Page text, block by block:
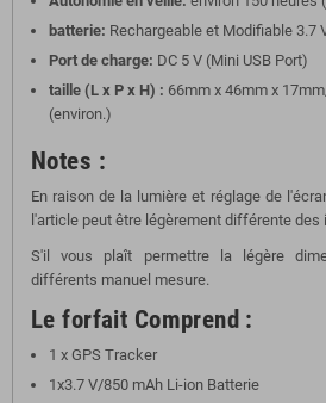
batterie: Rechargeable et Modifiable 3.7
Port de charge: DC 5 V (Mini USB Port)
taille (L x P x H) : 66mm x 46mm x
(environ.)
Notes :
En raison de la lumière et réglage de
l'article peut être légèrement différente des
S'il vous plaît permettre la légère
différents manuel mesure.
Le forfait Comprend :
1 x GPS Tracker
1x3.7 V/850 mAh Li-ion Batterie